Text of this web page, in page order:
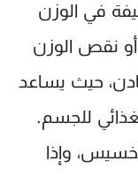
في الوزن
أو نقص الوزن
حيث يساعد
للجسم.
وإذا